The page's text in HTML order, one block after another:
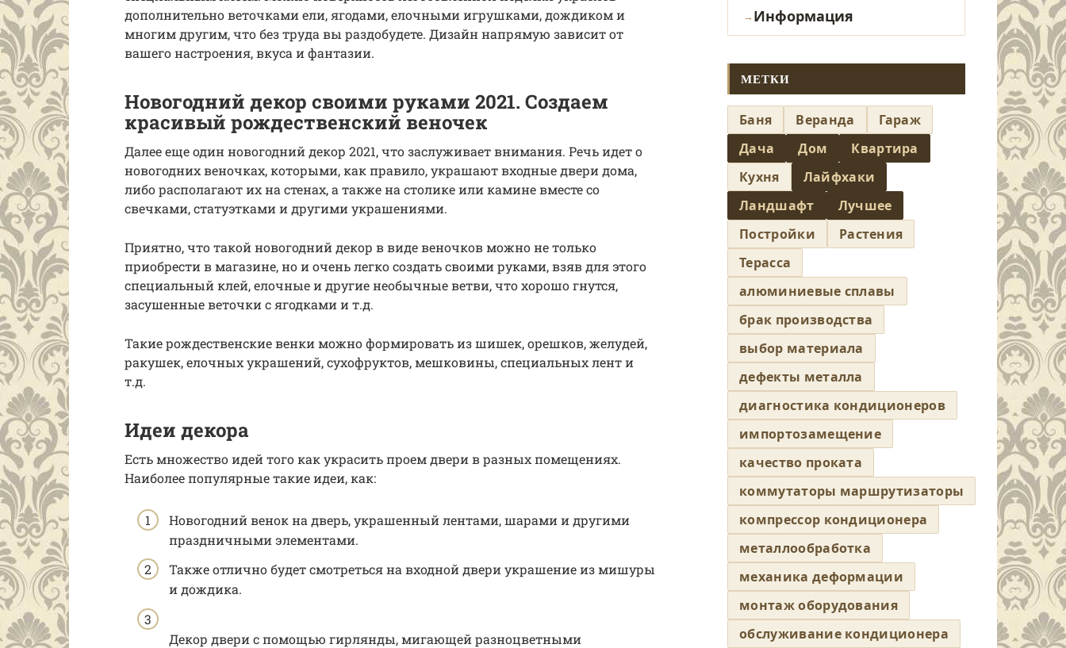
дополнительно веточками ели, ягодами, елочными игрушками, дождиком и
многим другим, что без труда вы раздобудете. Дизайн напрямую зависит от
вашего настроения, вкуса и фантазии.
Новогодний декор своими руками 2021. Создаем
красивый рождественский веночек
Далее еще один новогодний декор 2021, что заслуживает внимания. Речь идет о
новогодних веночках, которыми, как правило, украшают входные двери дома,
либо располагают их на стенах, а также на столике или камине вместе со
свечками, статуэтками и другими украшениями.
Приятно, что такой новогодний декор в виде веночков можно не только
приобрести в магазине, но и очень легко создать своими руками, взяв для этого
специальный клей, елочные и другие необычные ветви, что хорошо гнутся,
засушенные веточки с ягодками и т.д.
Такие рождественские венки можно формировать из шишек, орешков, желудей,
ракушек, елочных украшений, сухофруктов, мешковины, специальных лент и
т.д.
Идеи декора
Есть множество идей того как украсить проем двери в разных помещениях.
Наиболее популярные такие идеи, как:
Новогодний венок на дверь, украшенный лентами, шарами и другими
праздничными элементами.
Также отлично будет смотреться на входной двери украшение из мишуры
и дождика.
Декор двери с помощью гирлянды, мигающей разноцветными
Информация
МЕТКИ
Баня Веранда
Гараж
Дача
Дом
Квартира
Кухня
Лайфхаки
Ландшафт
Лучшее
Постройки
Растения
Терасса
алюминиевые сплавы
брак производства
выбор материала
дефекты металла
диагностика кондиционеров
импортозамещение
качество проката
коммутаторы маршрутизаторы
компрессор кондиционера
металлообработка
механика деформации
монтаж оборудования
обслуживание кондиционера